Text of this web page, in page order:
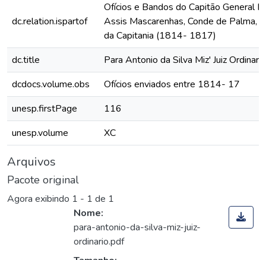
dc.relation.ispartof
Ofícios e Bandos do Capitão General
Assis Mascarenhas, Conde de Palma,
da Capitania (1814- 1817)
dc.title
Para Antonio da Silva Miz' Juiz Ordinario
dcdocs.volume.obs
Ofícios enviados entre 1814- 17
unesp.firstPage
116
unesp.volume
XC
Arquivos
Pacote original
Agora exibindo 1 - 1 de 1
Nome:
para-antonio-da-silva-miz-juiz-
ordinario.pdf